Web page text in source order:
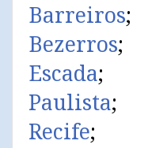
Barreiros;
Bezerros;
Escada;
Paulista;
Recife;